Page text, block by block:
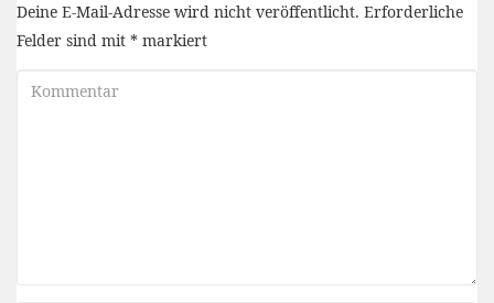
Deine E-Mail-Adresse wird nicht veröffentlicht. Erforderliche
Felder sind mit * markiert
Kommentar